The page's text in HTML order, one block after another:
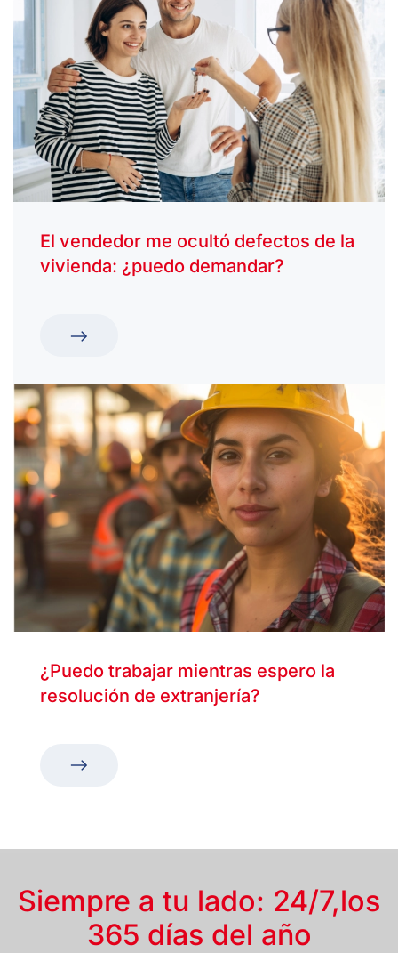
El vendedor me ocultó defectos de la
vivienda: ¿puedo demandar?
¿Puedo trabajar mientras espero la
resolución de extranjería?
Siempre a tu lado: 24/7,los
365 días del año